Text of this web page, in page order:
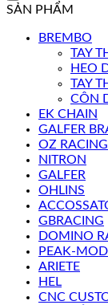
SẢN PHẨM
BREMBO
TAY
HEO
TAY
CÔN
EK CHAIN
GALFER
OZ RACING
NITRON
GALFER
OHLINS
GBRACING
DOMINO
PEAK-MOD
ARIETE
HEL
CNC